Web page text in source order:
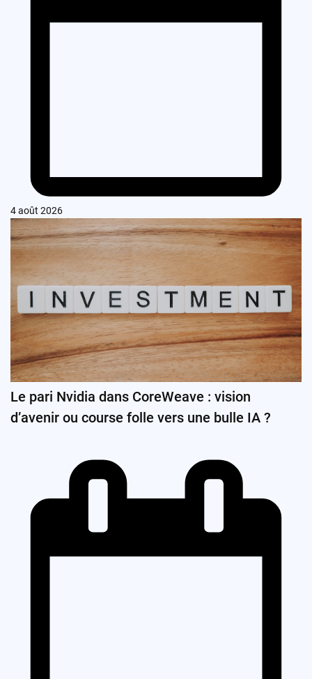
4 août 2026
Le pari Nvidia dans CoreWeave : vision
d’avenir ou course folle vers une bulle IA ?